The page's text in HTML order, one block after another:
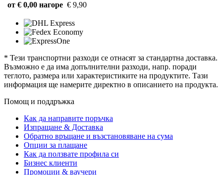
от € 0,00 нагоре € 9,90
* Тези транспортни разходи се отнасят за стандартна доставка.
Възможно е да има допълнителни разходи, напр. поради
теглото, размера или характеристиките на продуктите. Тази
информация ще намерите директно в описанието на продукта.
Помощ и поддръжка
Как да направите поръчка
Изпращане & Доставка
Обратно връщане и възстановяване на сума
Опции за плащане
Как да ползвате профила си
Бизнес клиенти
Промоции & ваучери